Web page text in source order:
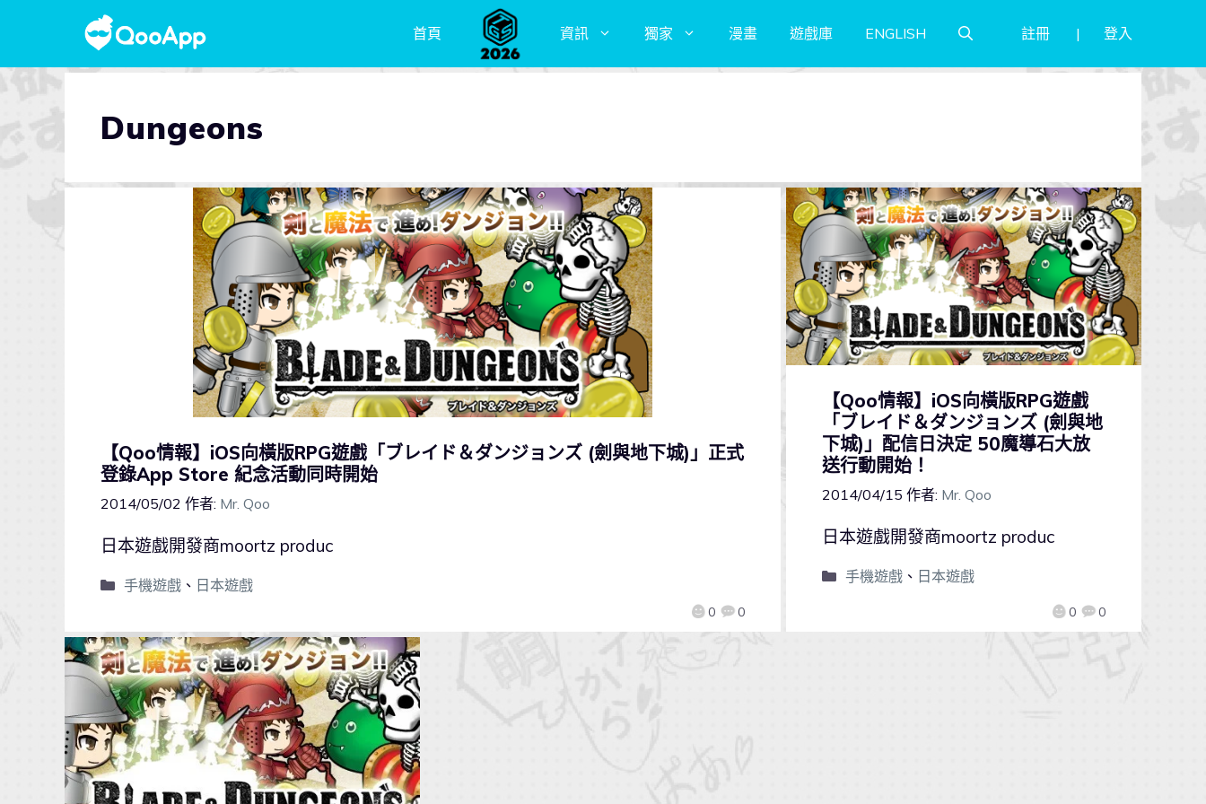
首頁 資訊 獨家 漫畫 遊戲庫 ENGLISH 註冊 登入
Dungeons
【Qoo情報】iOS向橫版RPG遊戲「ブレイド＆ダンジョンズ (劍與地下城)」正式
登錄App Store 紀念活動同時開始
2014/05/02 作者: Mr. Qoo
0 0
日本遊戲開發商moortz produc
手機遊戲、 日本遊戲
【Qoo情報】iOS向橫版RPG遊戲
「ブレイド＆ダンジョンズ (劍與地
下城)」配信日決定 50魔導石大放
送行動開始！
2014/04/15 作者: Mr. Qoo
0 0
日本遊戲開發商moortz produc
手機遊戲、 日本遊戲